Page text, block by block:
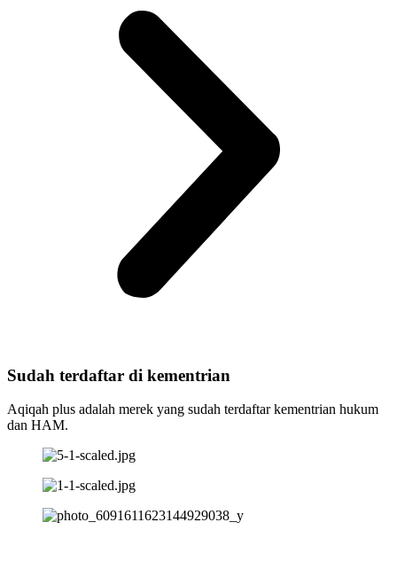
Sudah terdaftar di kementrian
Aqiqah plus adalah merek yang sudah terdaftar kementrian hukum
dan HAM.